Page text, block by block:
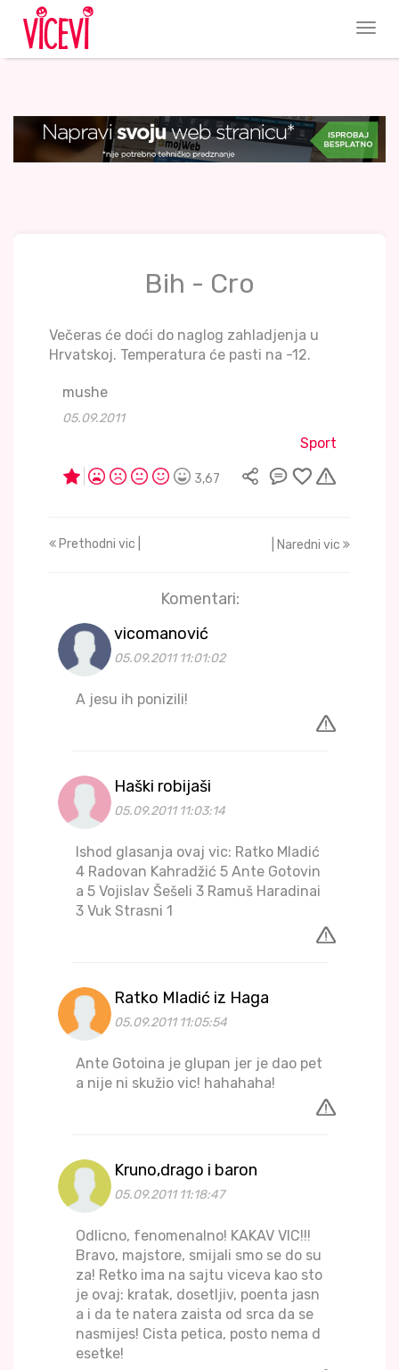
Bih - Cro
Večeras će doći do naglog zahladjenja u
Hrvatskoj. Temperatura će pasti na -12.
mushe
05.09.2011
Sport
3,67
Prethodni vic | | Naredni vic
Komentari:
vicomanović
05.09.2011 11:01:02
A jesu ih ponizili!
Haški robijaši
05.09.2011 11:03:14
Ishod glasanja ovaj vic: Ratko Mladić
4 Radovan Kahradžić 5 Ante Gotovin
a 5 Vojislav Šešeli 3 Ramuš Haradinai
3 Vuk Strasni 1
Ratko Mladić iz Haga
05.09.2011 11:05:54
Ante Gotoina je glupan jer je dao pet
a nije ni skužio vic! hahahaha!
Kruno,drago i baron
05.09.2011 11:18:47
Odlicno, fenomenalno! KAKAV VIC!!!
Bravo, majstore, smijali smo se do su
za! Retko ima na sajtu viceva kao sto
je ovaj: kratak, dosetljiv, poenta jasn
a i da te natera zaista od srca da se
nasmijes! Cista petica, posto nema d
esetke!